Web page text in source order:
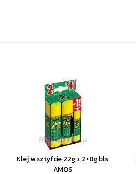
Klej w sztyfcie 22g x 2+8g bls
AMOS